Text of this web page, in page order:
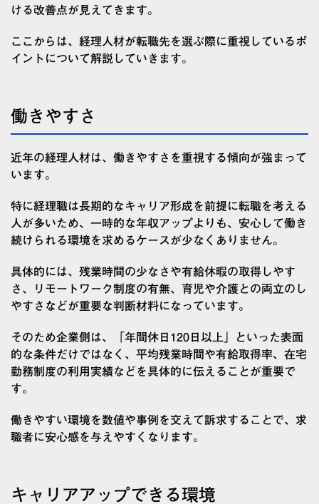
ける改善点が見えてきます。
ここからは、経理人材が転職先を選ぶ際に重視しているポ
イントについて解説していきます。
働きやすさ
近年の経理人材は、働きやすさを重視する傾向が強まって
います。
特に経理職は長期的なキャリア形成を前提に転職を考える
人が多いため、一時的な年収アップよりも、安心して働き
続けられる環境を求めるケースが少なくありません。
具体的には、残業時間の少なさや有給休暇の取得しやす
さ、リモートワーク制度の有無、育児や介護との両立のし
やすさなどが重要な判断材料になっています。
そのため企業側は、「年間休日120日以上」といった表面
的な条件だけではなく、平均残業時間や有給取得率、在宅
勤務制度の利用実績などを具体的に伝えることが重要で
す。
働きやすい環境を数値や事例を交えて訴求することで、求
職者に安心感を与えやすくなります。
キャリアアップできる環境